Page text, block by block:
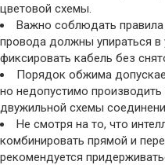
цветовой схемы.
Важно соблюдать
провода должны упираться
фиксировать кабель без
Порядок обжима
но недопустимо
двужильной схемы
Не смотря на то, что
комбинировать прямой и
рекомендуется